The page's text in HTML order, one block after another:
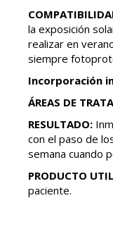
la exposición
realizar en
siempre
Incorporación
ÁREAS DE
RESULTADO:
con el paso de
semana cuando
PRODUCTO
paciente.